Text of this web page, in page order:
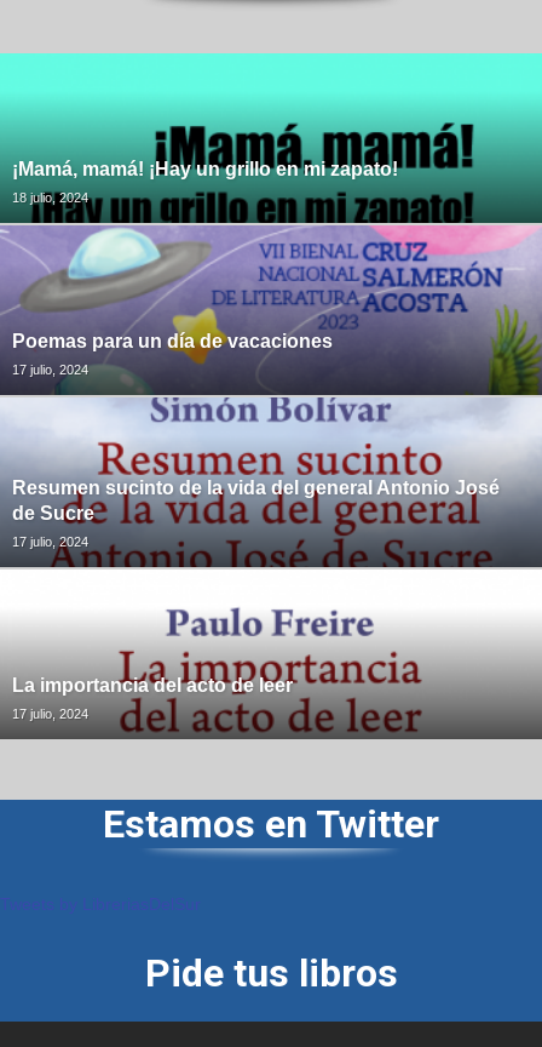
¡Mamá, mamá! ¡Hay un grillo en mi zapato!
18 julio, 2024
Poemas para un día de vacaciones
17 julio, 2024
Resumen sucinto de la vida del general Antonio José
de Sucre
17 julio, 2024
La importancia del acto de leer
17 julio, 2024
Estamos en Twitter
Pide tus libros